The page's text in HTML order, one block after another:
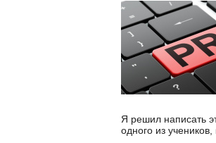
Я решил написать
одного из